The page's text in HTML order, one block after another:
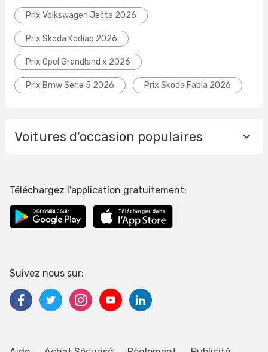
Prix Volkswagen Jetta 2026
Prix Skoda Kodiaq 2026
Prix Opel Grandland x 2026
Prix Bmw Serie 5 2026 Prix Skoda Fabia 2026
Voitures d'occasion populaires
Téléchargez l'application gratuitement:
Suivez nous sur: